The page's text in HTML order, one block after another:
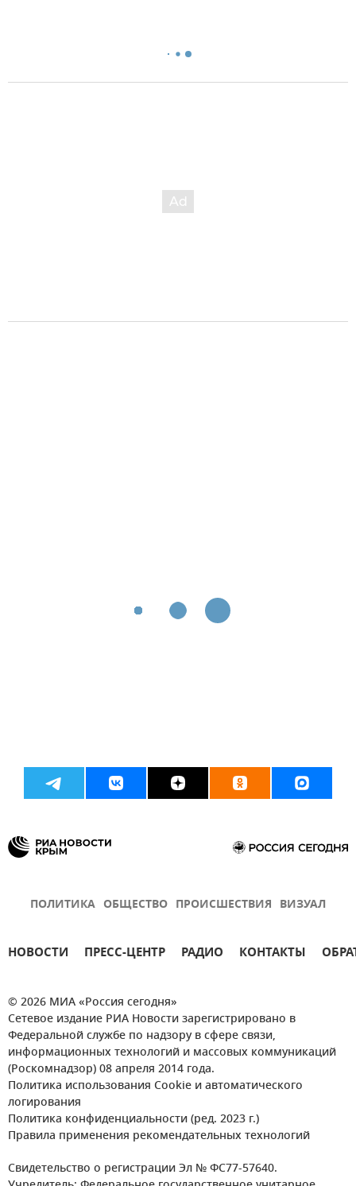
ПОЛИТИКА ОБЩЕСТВО ПРОИСШЕСТВИЯ ВИЗУАЛ
НОВОСТИ ПРЕСС-ЦЕНТР РАДИО КОНТАКТЫ
© 2026 МИА «Россия сегодня»
Сетевое издание РИА Новости зарегистрировано в
Федеральной службе по надзору в сфере связи,
информационных технологий и массовых коммуникаций
(Роскомнадзор) 08 апреля 2014 года.
Политика использования Cookie и автоматического
логирования
Политика конфиденциальности (ред. 2023 г.)
Правила применения рекомендательных технологий
Свидетельство о регистрации Эл № ФС77-57640.